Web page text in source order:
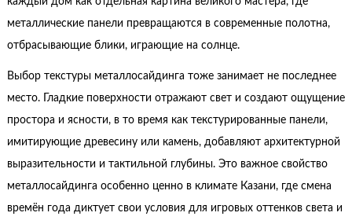
металлические панели превращаются в современные полотна,
отбрасывающие блики, играющие на солнце.
Выбор текстуры металлосайдинга тоже занимает не последнее
место. Гладкие поверхности отражают свет и создают ощущение
простора и ясности, в то время как текстурированные панели,
имитирующие древесину или камень, добавляют архитектурной
выразительности и тактильной глубины. Это важное свойство
металлосайдинга особенно ценно в климате Казани, где смена
времён года диктует свои условия для игровых оттенков света и